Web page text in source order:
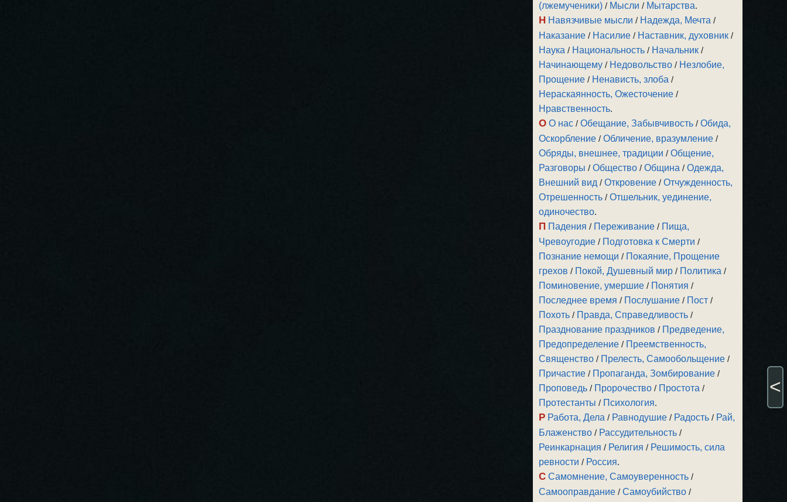
(лжемученики) / Мысли / Мытарства.
Н Навязчивые мысли / Надежда, Мечта /
Наказание / Насилие / Наставник, духовник /
Наука / Национальность / Начальник /
Начинающему / Недовольство / Незлобие,
Прощение / Ненависть, злоба /
Нераскаянность, Ожесточение /
Нравственность.
О О нас /Обещание, Забывчивость /Обида,
Оскорбление /Обличение, вразумление /
Обряды, внешнее, традиции /Общение,
Разговоры /Общество /Община /Одежда,
Внешний вид /Откровение /Отчужденность,
Отрешенность /Отшельник, уединение,
одиночество.
П Падения / Переживание / Пища,
Чревоугодие / Подготовка к Смерти /
Познание немощи / Покаяние, Прощение
грехов / Покой, Душевный мир / Политика /
Поминовение, умершие / Понятия /
Последнее время / Послушание / Пост /
Похоть / Правда, Справедливость /
Празднование праздников / Предведение,
Предопределение / Преемственность,
Священство / Прелесть, Самообольщение /
Причастие / Пропаганда, Зомбирование /
Проповедь / Пророчество / Простота /
Протестанты / Психология.
Р Работа, Дела / Равнодушие / Радость / Рай,
Блаженство / Рассудительность /
Реинкарнация / Религия / Решимость, сила
ревности / Россия.
С Самомнение, Самоуверенность /
Самооправдание /Самоубийство /
<